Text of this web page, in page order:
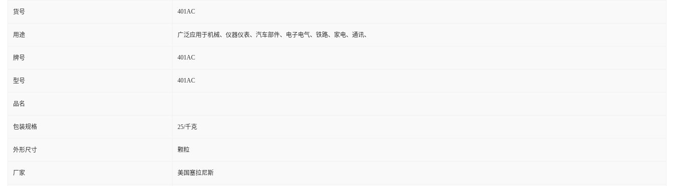
货号 401AC
用途 广泛应用于机械、仪器仪表、汽车部件、电子电气、铁路、家电、通讯、
牌号 401AC
型号 401AC
品名
包装规格 25/千克
外形尺寸 颗粒
厂家 美国塞拉尼斯